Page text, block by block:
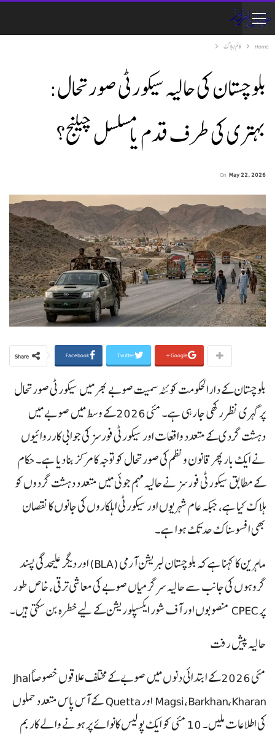
Home کالم/ بلاگ
بلوچستان کی حالیہ سیکورٹی صورتحال:
بہتری کی طرف قدم یا مسلسل چیلنج؟
On May 22, 2026
Share Facebook Twitter Google+
بلوچستان کے دارالحکومت کوئٹہ سمیت صوبے بھر میں سیکورٹی صورتحال
پر گہری نظر رکھی جا رہی ہے۔ مئی 2026 کے وسط میں صوبے میں
دہشت گردی کے متعدد واقعات اور سیکورٹی فورسز کی جوابی کارروائیوں
نے ایک بار پھر قانون و نظم کی صورتحال کو توجہ کا مرکز بنا دیا ہے۔ حکام
کے مطابق سیکورٹی فورسز نے حالیہ مہم جوئی میں متعدد دہشت گردوں کو
ہلاک کیا ہے، جبکہ عام شہریوں اور سیکورٹی اہلکاروں کی جانوں کا نقصان
بھی افسوسناک حد تک ہوا ہے۔
ماہرین کا کہنا ہے کہ بلوچستان لبریشن آرمی (BLA) اور دیگر علیحدگی پسند
گروہوں کی جانب سے حالیہ سرگرمیاں صوبے کی معاشی ترقی، خاص طور
پر CPEC منصوبوں اور آف شور ایکسپلوریشن کے لیے خطرہ بن سکتی ہیں۔
حالیہ پیش رفت
مئی 2026 کے ابتدائی دنوں میں صوبے کے مختلف علاقوں خصوصاً Jhal
Magsi، Barkhan، Kharan اور Quetta کے آس پاس متعدد حملوں
کی اطلاعات ملیں۔ 10 مئی کو ایک پولیس کانوائے پر ہونے والے کار بم